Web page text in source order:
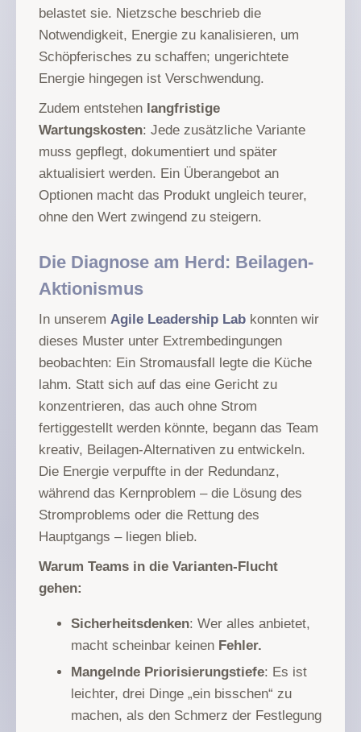
belastet sie. Nietzsche beschrieb die
Notwendigkeit, Energie zu kanalisieren, um
Schöpferisches zu schaffen; ungerichtete
Energie hingegen ist Verschwendung.
Zudem entstehen langfristige
Wartungskosten: Jede zusätzliche Variante
muss gepflegt, dokumentiert und später
aktualisiert werden. Ein Überangebot an
Optionen macht das Produkt ungleich teurer,
ohne den Wert zwingend zu steigern.
Die Diagnose am Herd: Beilagen-
Aktionismus
In unseremAgile Leadership Lab konnten wir
dieses Muster unter Extrembedingungen
beobachten: Ein Stromausfall legte die Küche
lahm. Statt sich auf das eine Gericht zu
konzentrieren, das auch ohne Strom
fertiggestellt werden könnte, begann das Team
kreativ, Beilagen-Alternativen zu entwickeln.
Die Energie verpuffte in der Redundanz,
während das Kernproblem – die Lösung des
Stromproblems oder die Rettung des
Hauptgangs – liegen blieb.
Warum Teams in die Varianten-Flucht
gehen:
Sicherheitsdenken: Wer alles anbietet,
macht scheinbar keinen Fehler.
Mangelnde Priorisierungstiefe: Es ist
leichter, drei Dinge „ein bisschen“ zu
machen, als den Schmerz der Festlegung